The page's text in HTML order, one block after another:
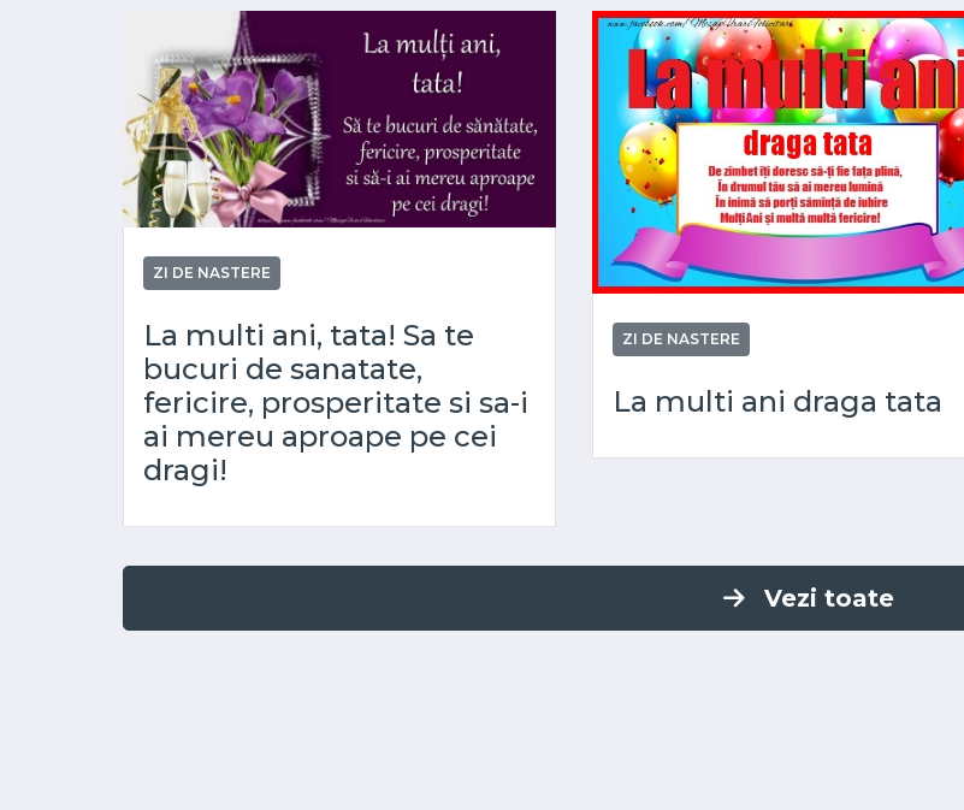
ZI DE NASTERE
La multi ani, tata! Sa te
bucuri de sanatate,
fericire, prosperitate si sa-i
ai mereu aproape pe cei
dragi!
ZI DE NASTERE
La multi ani draga tata
Vezi toate